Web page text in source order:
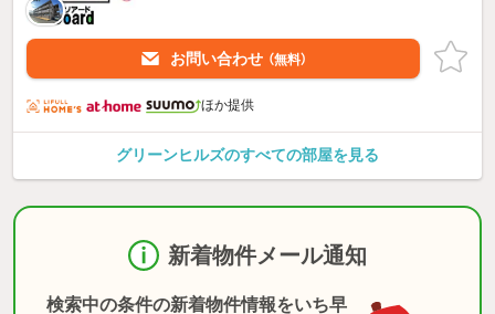
お問い合わせ （無料）
ほか提供
グリーンヒルズのすべての部屋を見る
新着物件メール通知
検索中の条件の新着物件情報をいち早